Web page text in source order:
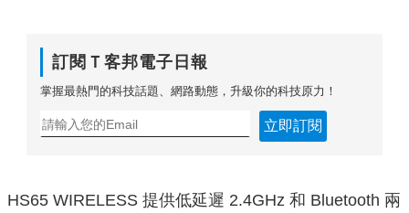
訂閱Ｔ客邦電子日報
掌握最熱門的科技話題、網路動態，升級你的科技原力！
立即訂閱
HS65 WIRELESS 提供低延遲 2.4GHz 和 Bluetooth 兩